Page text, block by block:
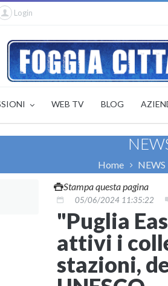
Login
WEB TV BLOG
Home NEWS
Stampa questa pagina
05/06/2024 11:35:22
"Puglia
attivi i
stazioni,